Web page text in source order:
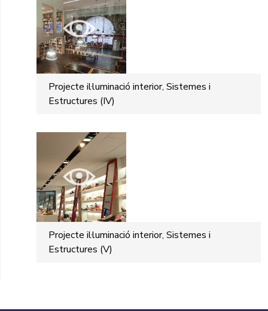
Projecte il·luminació interior, Sistemes i
Estructures (IV)
Projecte il·luminació interior, Sistemes i
Estructures (V)